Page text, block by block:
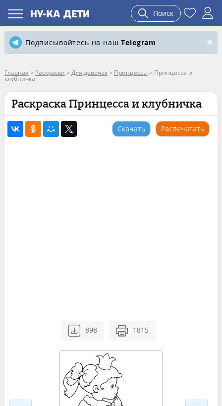
Поиск
Подписывайтесь на нашTelegram
Главная > Раскраски > Для девочек> Принцессы > Принцесса и
клубничка
Раскраска Принцесса и клубничка
Скачать Распечатать
898 1815